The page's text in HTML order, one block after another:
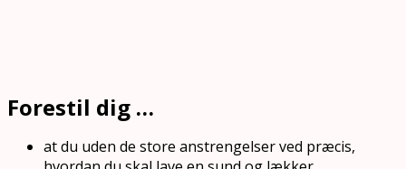
Forestil dig …
at du uden de store anstrengelser ved præcis,